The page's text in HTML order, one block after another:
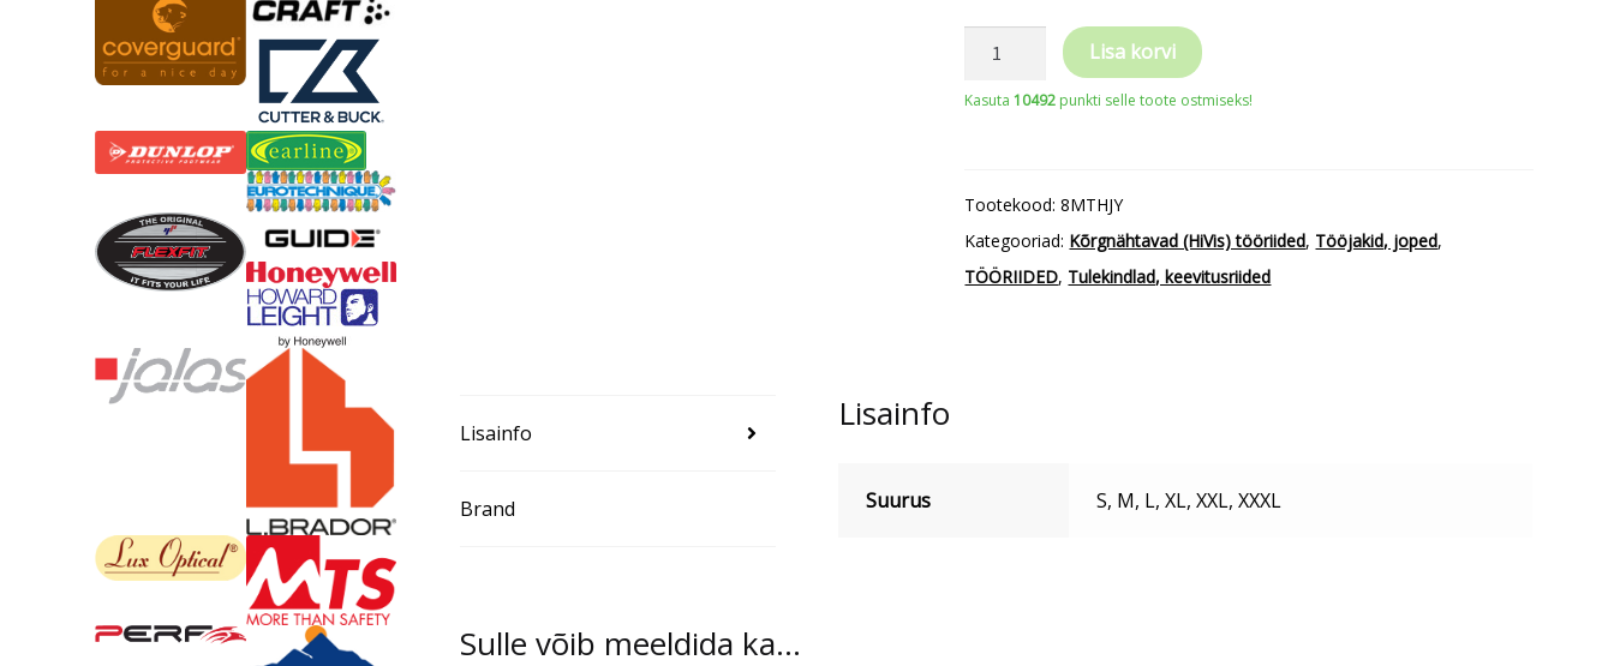
COVERGUARD
kõrgnähtav
Lisa korvi
Kasuta10492 punkti selle toote ostmiseks!
Tootekood:8MTHJY
Kategooriad: Kõrgnähtavad (HiVis) tööriided, Tööjakid, joped,
TÖÖRIIDED, Tulekindlad, keevitusriided
Lisainfo
Brand
Lisainfo
Suurus S, M, L, XL, XXL, XXXL
Sulle võib meeldida ka…